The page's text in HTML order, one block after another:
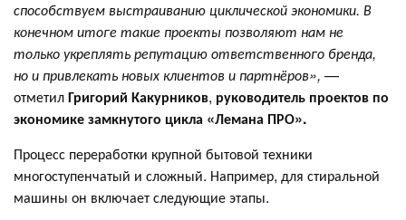
способствуем выстраиванию циклической экономики. В
конечном итоге такие проекты позволяют нам не
только укреплять репутацию ответственного бренда,
но и привлекать новых клиентов и партнёров», —
отметилГригорий Какурников, руководитель проектов по
экономике замкнутого цикла «Лемана ПРО».
Процесс переработки крупной бытовой техники
многоступенчатый и сложный. Например, для стиральной
машины он включает следующие этапы.